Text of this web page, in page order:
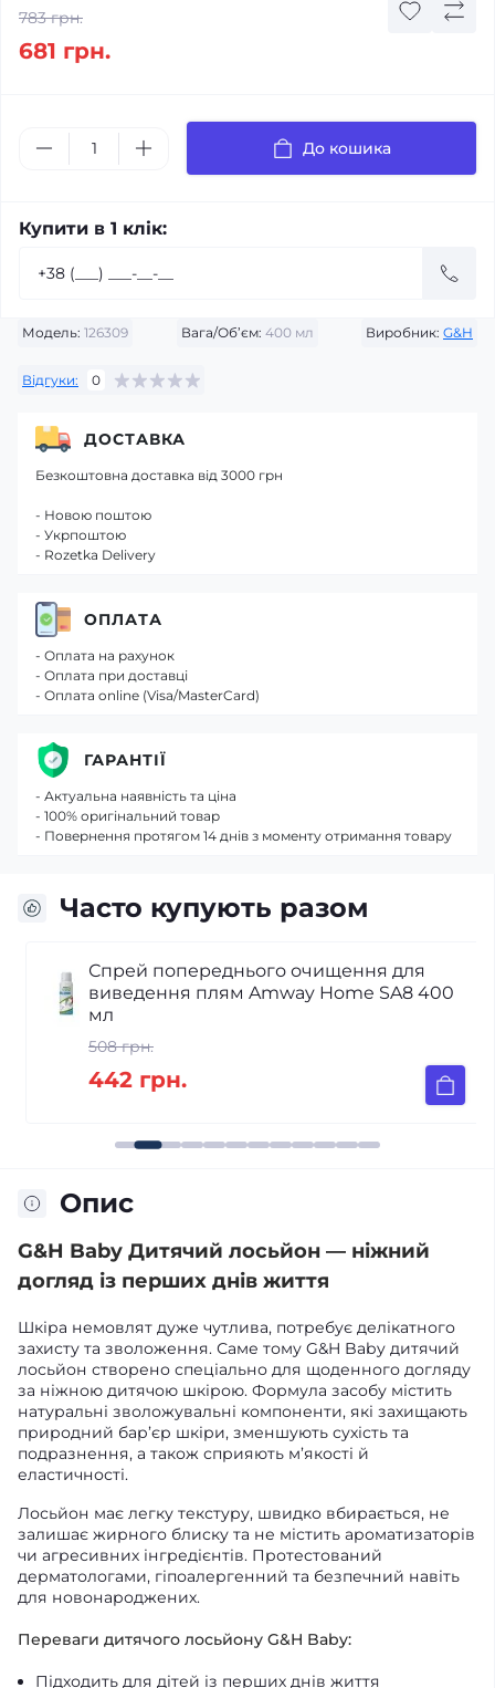
Модель: 126309 Вага/Об’єм: 400 мл Виробник: G&H
Відгуки: 0
783 грн.
681 грн.
До кошика
Купити в 1 клік:
Часто купують разом
Спрей попереднього очищення для
виведення плям Amway Home SA8 400
мл
508 грн.
442 грн.
Опис
G&H Baby Дитячий лосьйон — ніжний
догляд із перших днів життя
Шкіра немовлят дуже чутлива, потребує делікатного
захисту та зволоження. Саме тому G&H Baby дитячий
лосьйон створено спеціально для щоденного догляду
за ніжною дитячою шкірою. Формула засобу містить
натуральні зволожувальні компоненти, які захищають
природний бар’єр шкіри, зменшують сухість та
подразнення, а також сприяють м’якості й
еластичності.
Лосьйон має легку текстуру, швидко вбирається, не
залишає жирного блиску та не містить ароматизаторів
чи агресивних інгредієнтів. Протестований
дерматологами, гіпоалергенний та безпечний навіть
для новонароджених.
Переваги дитячого лосьйону G&H Baby:
Підходить для дітей із перших днів життя
ДОСТАВКА
Безкоштовна доставка від 3000 грн
- Новою поштою
- Укрпоштою
- Rozetka Delivery
ОПЛАТА
- Оплата на рахунок
- Оплата при доставці
- Оплата online (Visa/MasterCard)
ГАРАНТІЇ
- Актуальна наявність та ціна
- 100% оригінальний товар
- Повернення протягом 14 днів з моменту отримання товару